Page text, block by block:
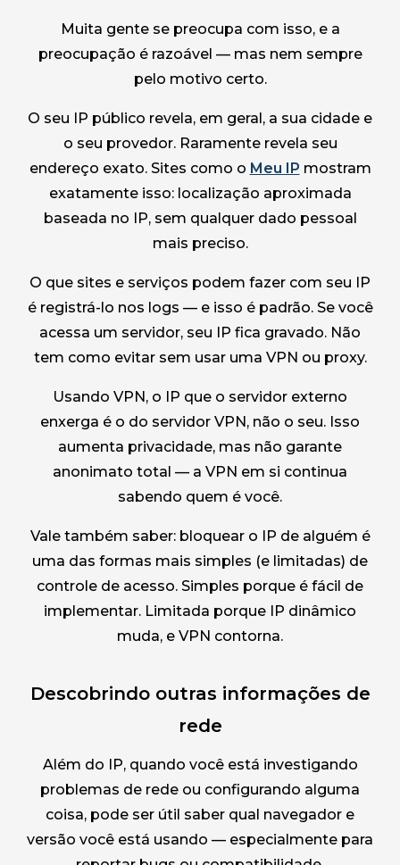
Muita gente se preocupa com isso, e a
preocupação é razoável — mas nem sempre
pelo motivo certo.
O seu IP público revela, em geral, a sua cidade e
o seu provedor. Raramente revela seu
endereço exato. Sites como o Meu IP mostram
exatamente isso: localização aproximada
baseada no IP, sem qualquer dado pessoal
mais preciso.
O que sites e serviços podem fazer com seu IP
é registrá-lo nos logs — e isso é padrão. Se você
acessa um servidor, seu IP fica gravado. Não
tem como evitar sem usar uma VPN ou proxy.
Usando VPN, o IP que o servidor externo
enxerga é o do servidor VPN, não o seu. Isso
aumenta privacidade, mas não garante
anonimato total — a VPN em si continua
sabendo quem é você.
Vale também saber: bloquear o IP de alguém é
uma das formas mais simples (e limitadas) de
controle de acesso. Simples porque é fácil de
implementar. Limitada porque IP dinâmico
muda, e VPN contorna.
Descobrindo outras informações de
rede
Além do IP, quando você está investigando
problemas de rede ou configurando alguma
coisa, pode ser útil saber qual navegador e
versão você está usando — especialmente para